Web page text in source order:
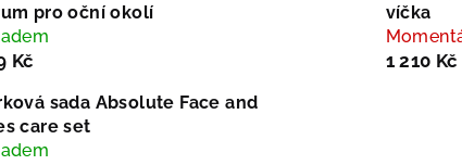
pro oční okolí
Kč
víčka
1 210 Kč
sada Absolute Face and
care set